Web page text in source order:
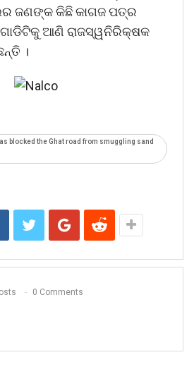
ଜଣଙ୍କ କିଛି କାଗଜ ପତ୍ର
ଗାଡିଟିକୁ ଆଣି ରାଜସ୍ୱନିରିକ୍ଷକ
।
blocked the Ghat road from smuggling sand
0 Comments